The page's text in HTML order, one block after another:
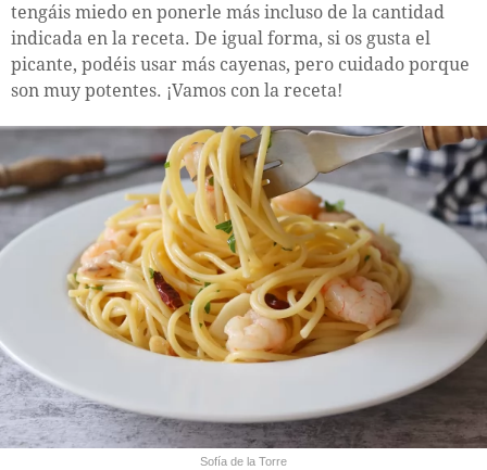
tengáis miedo en ponerle más incluso de la cantidad
indicada en la receta. De igual forma, si os gusta el
picante, podéis usar más cayenas, pero cuidado porque
son muy potentes. ¡Vamos con la receta!
Sofía de la Torre